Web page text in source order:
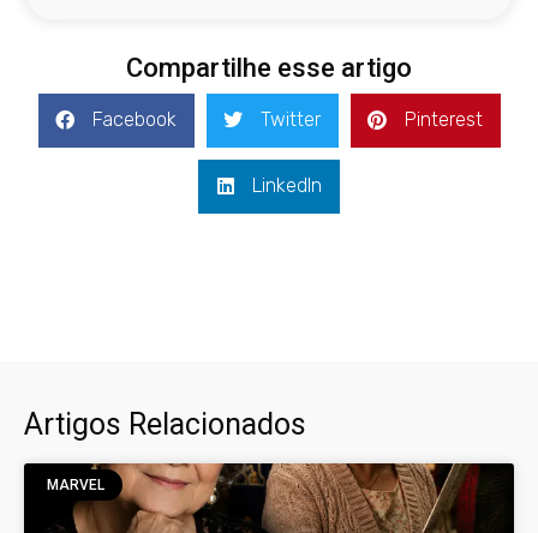
Compartilhe esse artigo
Facebook Twitter Pinterest
LinkedIn
Artigos Relacionados
MARVEL